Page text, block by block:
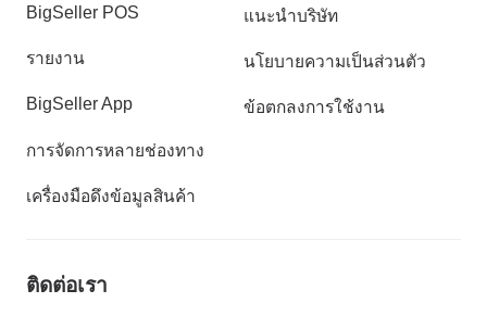
BigSeller POS
รายงาน
BigSeller App
การจัดการหลายช่องทาง
เครื่องมือดึงข้อมูลสินค้า
แนะนำบริษัท
นโยบายความเป็นส่วนตัว
ข้อตกลงการใช้งาน
ติดต่อเรา